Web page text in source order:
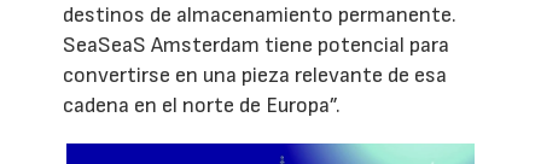
destinos de almacenamiento permanente.
SeaSeaS Amsterdam tiene potencial para
convertirse en una pieza relevante de esa
cadena en el norte de Europa”.